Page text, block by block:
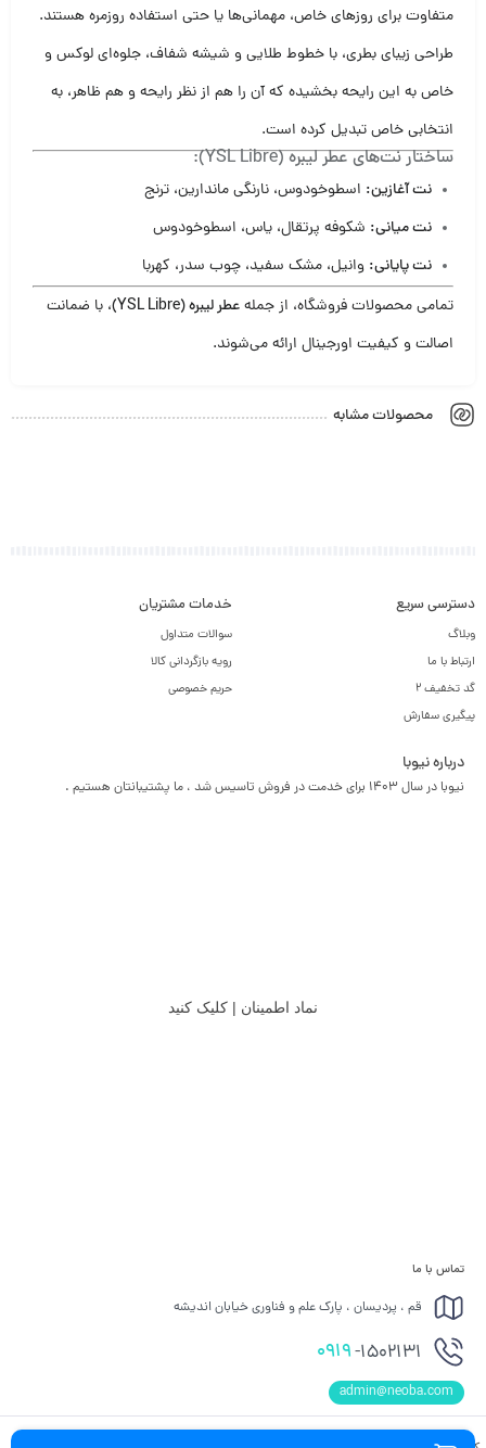
متفاوت برای روزهای خاص، مهمانی‌ها یا حتی استفاده روزمره هستند.
طراحی زیبای بطری، با خطوط طلایی و شیشه‌ شفاف، جلوه‌ای لوکس و
خاص به این رایحه بخشیده که آن را هم از نظر رایحه و هم ظاهر، به
انتخابی خاص تبدیل کرده است.
ساختار نت‌های عطر لیبره (YSL Libre):
نت آغازین: اسطوخودوس، نارنگی ماندارین، ترنج
نت میانی: شکوفه پرتقال، یاس، اسطوخودوس
نت پایانی: وانیل، مشک سفید، چوب سدر، کهربا
تمامی محصولات فروشگاه، از جملهعطر لیبره (YSL Libre)
، با ضمانت
اصالت و کیفیت اورجینال ارائه می‌شوند.
محصولات مشابه
دسترسی سریع
وبلاگ
ارتباط با ما
گد تخفیف 2
پیگیری سفارش
خدمات مشتریان
سوالات متداول
رویه بازگردانی کالا
حریم خصوصی
درباره نیوبا
نیوبا در سال 1403 برای خدمت در فروش تاسیس شد ، ما پشتیبانتان هستیم .
نماد اطمینان | کلیک کنید
تماس با ما
قم ، پردیسان ، پارک علم و فناوری خیابان اندیشه
0919-1502131
admin@neoba.com